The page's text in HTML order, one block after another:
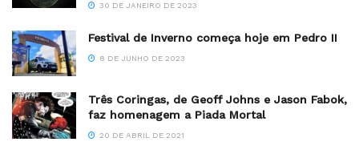
30 DE JANEIRO DE 2023
Festival de Inverno começa hoje em Pedro II
8 DE JUNHO DE 2023
Três Coringas, de Geoff Johns e Jason Fabok,
faz homenagem a Piada Mortal
20 DE ABRIL DE 2021